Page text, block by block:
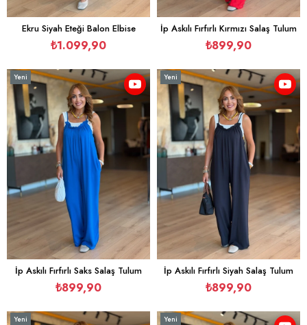
Ekru Siyah Eteği Balon Elbise
₺1.099,90
İp Askılı Fırfırlı Kırmızı Salaş Tulum
₺899,90
İp Askılı Fırfırlı Saks Salaş Tulum
₺899,90
Yeni
Ürün
İp Askılı Fırfırlı Siyah Salaş Tulum
₺899,90
Yeni
Ürün
Yeni
Yeni